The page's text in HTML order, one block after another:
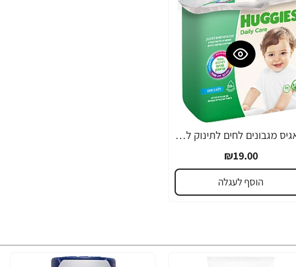
האגיס מגבונים לחים לתינוק ללא בישום מארז רביעייה HUGGIES
₪19.00
הוסף לעגלה